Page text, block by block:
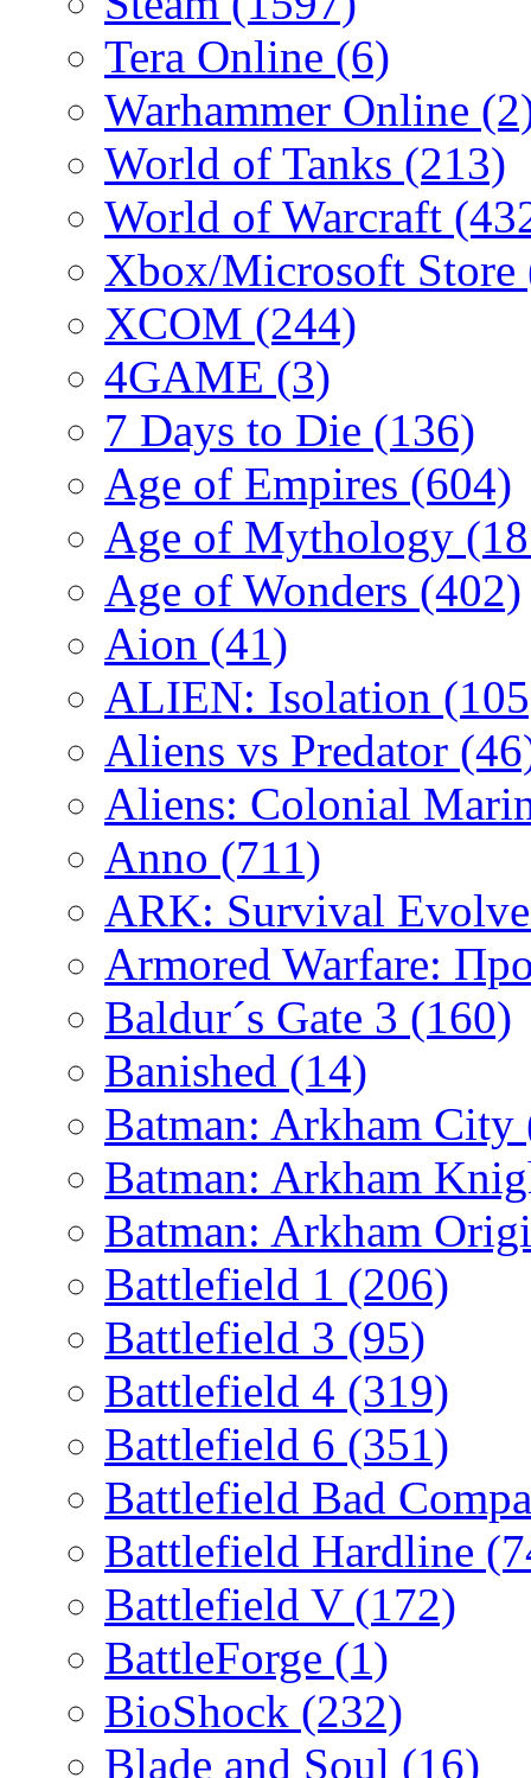
Tera Online (6)
Warhammer Online
World of Tanks (213)
World of Warcraft
Xbox/Microsoft Store
XCOM (244)
4GAME (3)
7 Days to Die (136)
Age of Empires (604)
Age of Mythology
Age of Wonders (402)
Aion (41)
ALIEN: Isolation
Aliens vs Predator
Aliens: Colonial
Anno (711)
ARK: Survival
Armored Warfare:
Baldur´s Gate 3 (160)
Banished (14)
Batman: Arkham City
Batman: Arkham
Batman: Arkham
Battlefield 1 (206)
Battlefield 3 (95)
Battlefield 4 (319)
Battlefield 6 (351)
Battlefield Bad
Battlefield Hardline
Battlefield V (172)
BattleForge (1)
BioShock (232)
Blade and Soul (16)